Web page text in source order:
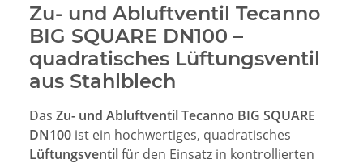
Zu- und Abluftventil Tecanno
BIG SQUARE DN100 –
quadratisches Lüftungsventil
aus Stahlblech
Das Zu- und Abluftventil Tecanno BIG SQUARE
DN100 ist ein hochwertiges, quadratisches
Lüftungsventilfür den Einsatz in kontrollierten